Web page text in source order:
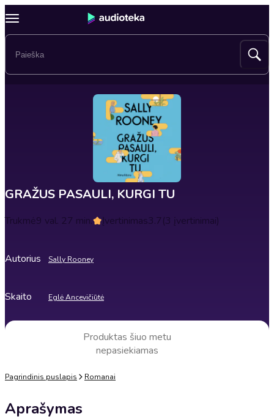
GRAŽUS PASAULI, KURGI TU
Trukmė9 val. 27 min. Įvertinimas3.7(3 įvertinimai)
Autorius Sally Rooney
Skaito Eglė Ancevičiūtė
Produktas šiuo metu
nepasiekiamas
Pagrindinis puslapis Romanai
Aprašymas